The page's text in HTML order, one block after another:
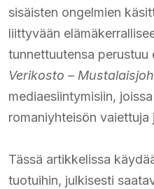
sisäisten ongelmien
liittyvään
tunnettuutensa perustuu
Verikosto –
mediaesiintymisiin,
romaniyhteisön vaiettuja
Tässä artikkelissa
tuotuihin, julkisesti